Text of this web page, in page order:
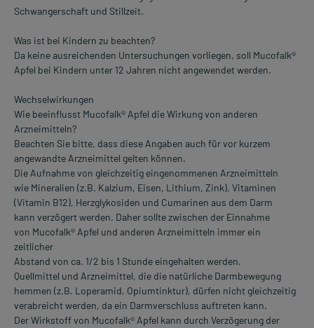
Schwangerschaft und Stillzeit.
Was ist bei Kindern zu beachten?
Da keine ausreichenden Untersuchungen vorliegen, soll Mucofalk®
Apfel bei Kindern unter 12 Jahren nicht angewendet werden.
Wechselwirkungen
Wie beeinflusst Mucofalk® Apfel die Wirkung von anderen
Arzneimitteln?
Beachten Sie bitte, dass diese Angaben auch für vor kurzem
angewandte Arzneimittel gelten können.
Die Aufnahme von gleichzeitig eingenommenen Arzneimitteln
wie Mineralien (z.B. Kalzium, Eisen, Lithium, Zink), Vitaminen
(Vitamin B12), Herzglykosiden und Cumarinen aus dem Darm
kann verzögert werden. Daher sollte zwischen der Einnahme
von Mucofalk® Apfel und anderen Arzneimitteln immer ein
zeitlicher
Abstand von ca. 1/2 bis 1 Stunde eingehalten werden.
Quellmittel und Arzneimittel, die die natürliche Darmbewegung
hemmen (z.B. Loperamid, Opiumtinktur), dürfen nicht gleichzeitig
verabreicht werden, da ein Darmverschluss auftreten kann.
Der Wirkstoff von Mucofalk® Apfel kann durch Verzögerung der